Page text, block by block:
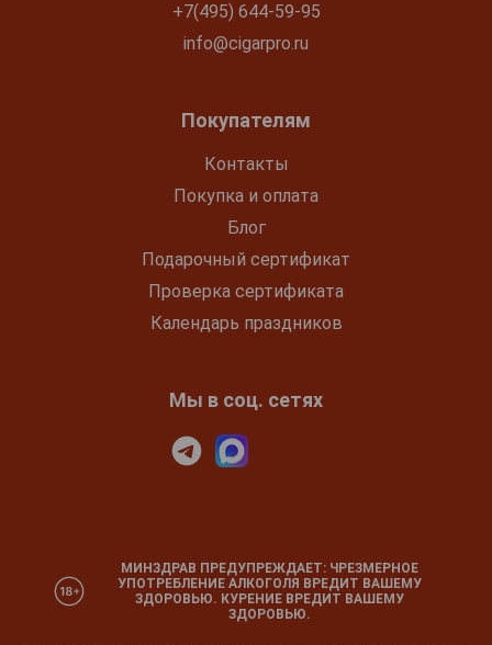
+7(495) 644-59-95
info@cigarpro.ru
Покупателям
Контакты
Покупка и оплата
Блог
Подарочный сертификат
Проверка сертификата
Календарь праздников
Мы в соц. сетях
МИНЗДРАВ ПРЕДУПРЕЖДАЕТ: ЧРЕЗМЕРНОЕ
УПОТРЕБЛЕНИЕ АЛКОГОЛЯ ВРЕДИТ ВАШЕМУ
ЗДОРОВЬЮ. КУРЕНИЕ ВРЕДИТ ВАШЕМУ
ЗДОРОВЬЮ.